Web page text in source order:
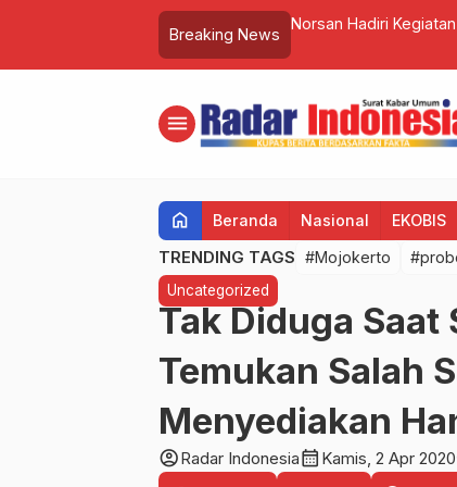
Breaking News
Nabi Kongzi Di Hotel Aston
Giat Gebyar Dasuk
menu
home Beranda Nasional EKOBIS
TRENDING TAGS #Mojokerto
Uncategorized
Tak Diduga Saat
Temukan Salah
Menyediakan
account_circleRadar Indonesiacalendar_month Kamis, 2 Apr 2020